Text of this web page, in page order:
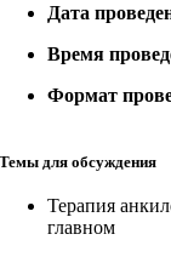
Дата
Время
Формат
Темы для обсуждения
Терапия
главном